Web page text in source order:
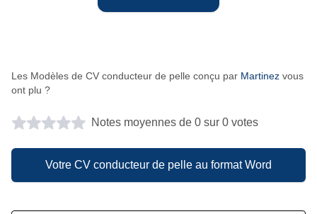
Les Modèles de CV conducteur de pelle conçu par Martinez vous
ont plu ?
Notes moyennes de 0 sur 0 votes
Votre CV conducteur de pelle au format Word